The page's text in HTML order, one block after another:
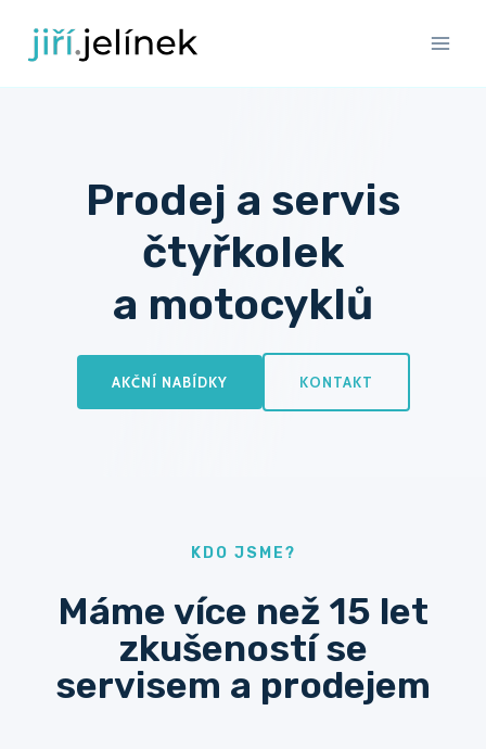
obsah
Prodej a servis
čtyřkolek
a motocyklů
AKČNÍ NABÍDKY KONTAKT
KDO JSME?
Máme více než 15 let
zkušeností se
servisem a prodejem